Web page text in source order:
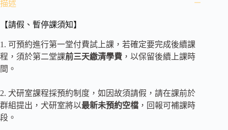
描述
【請假、暫停課須知】
1. 可預約進行第一堂付費試上課，若確定要完成後續課
程，須於第二堂課前三天繳清學費 ，以保留後續上課時
間。
2. 犬研室課程採預約制度，如因故須請假，請在課前於
群組提出，犬研室將以最新未預約空檔 ，回報可補課時
段。